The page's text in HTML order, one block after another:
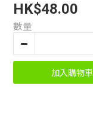
HK$48.00
數量
加入購物車